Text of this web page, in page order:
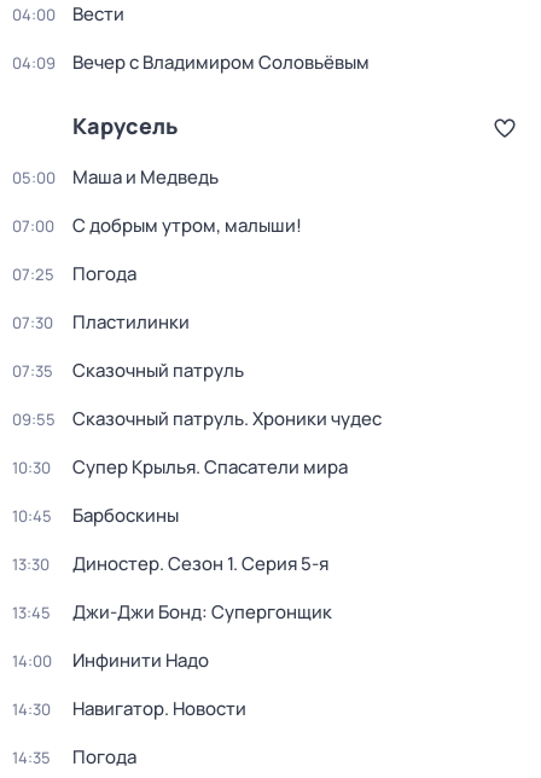
04:00 Вести
04:09 Вечер с Владимиром Соловьёвым
Карусель
05:00 Маша и Медведь
07:00 С добрым утром, малыши!
07:25 Погода
07:30 Пластилинки
07:35 Сказочный патруль
09:55 Сказочный патруль. Хроники чудес
10:30 Супер Крылья. Спасатели мира
10:45 Барбоскины
13:30 Диностер. Сезон 1. Серия 5-я
13:45 Джи-Джи Бонд: Супергонщик
14:00 Инфинити Надо
14:30 Навигатор. Новости
14:35 Погода